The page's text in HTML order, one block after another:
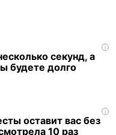
i
секунд, а
будете долго
i
оставит вас без
10 раз